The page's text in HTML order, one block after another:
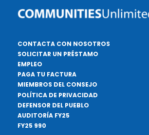
CONTACTA CON NOSOTROS
SOLICITAR UN PRÉSTAMO
EMPLEO
PAGA TU FACTURA
MIEMBROS DEL CONSEJO
POLÍTICA DE PRIVACIDAD
DEFENSOR DEL PUEBLO
AUDITORÍA FY25
FY25 990